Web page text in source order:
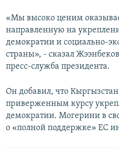
«Мы высоко ценим
направленную на
демократии и социально-
страны», - сказал
пресс-служба президента.
Он добавил, что Кыргызстан
приверженным курсу
демократии. Могерини в
о «полной поддержке» ЕС